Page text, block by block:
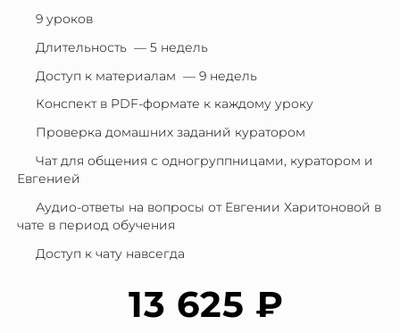
9 уроков
Длительность — 5 недель
Доступ к материалам — 9 недель
Конспект в PDF-формате к каждому уроку
Проверка домашних заданий куратором
Чат для общения с одногруппницами, куратором и
Евгенией
Аудио-ответы на вопросы от Евгении Харитоновой в
чате в период обучения
Доступ к чату навсегда
13 625 ₽